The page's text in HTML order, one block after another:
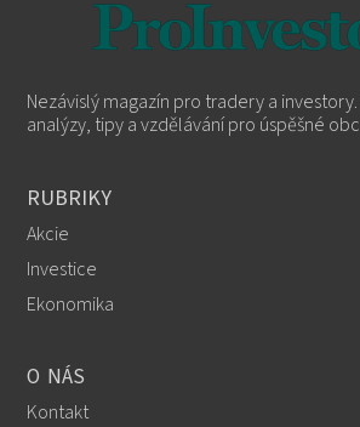
Nezávislý magazín pro tradery a
analýzy, tipy a vzdělávání pro úspěšné
RUBRIKY
Akcie
Investice
Ekonomika
O NÁS
Kontakt